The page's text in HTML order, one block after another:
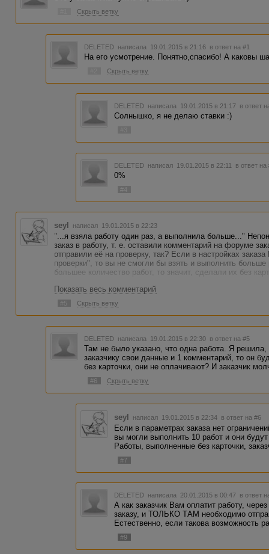
Скрыть ветку
DELETED написала 19.01.2015 в 21:16 в ответ на #1
На его усмотрение. Понятно,спасибо! А каковы
Скрыть ветку
DELETED написала 19.01.2015 в 21:17 в ответ
Солнышко, я не делаю ставки :)
DELETED написал 19.01.2015 в 22:11 в ответ на
0%
#4
seyl написал 19.01.2015 в 22:23
"...я взяла работу один раз, а выполнила больше..."
заказ в работу, т. е. оставили комментарий на форуме
отправили её на проверку, так? Если в настройках
проверки", то вы не смогли бы взять и выполнить
большее количество работ, то значит, сделали их без
Показать весь комментарий
#5 Скрыть ветку
DELETED написала 19.01.2015 в 22:30 в ответ на #5
Там не было указано, что одна работа. Я
заказчику свои данные и 1 комментарий, то он
без карточки, они не оплачивают? И заказчик
#6 Скрыть ветку
seyl написал 19.01.2015 в 22:34 в ответ на #6
Если в параметрах заказа нет
вы могли выполнить 10 работ и они
Работы, выполненные без карточки,
#7
DELETED написала 20.01.2015 в 00:47 в ответ
А как заказчик Вам оплатит работу,
заказу, и ТОЛЬКО ТАМ необходимо
Естественно, если такова возможность
#9